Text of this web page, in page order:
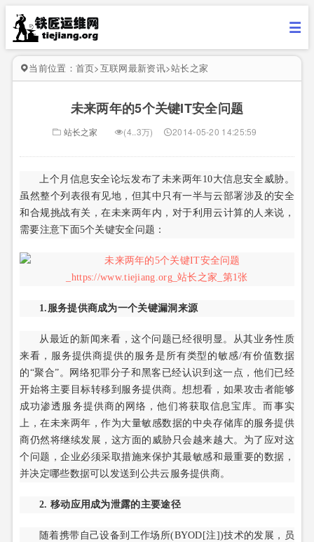
当前位置： 首页>互联网最新资讯>站长之家
未来两年的5个关键IT安全问题
站长之家 (4..3万) 2014-05-20 14:25:59
上个月信息安全论坛发布了未来两年10大信息安全威胁。
虽然整个列表很有见地，但其中只有一半与云部署涉及的安全
和合规挑战有关，在未来两年内，对于利用云计算的人来说，
需要注意下面5个关键安全问题：
1.服务提供商成为一个关键漏洞来源
从最近的新闻来看，这个问题已经很明显。从其业务性质
来看，服务提供商提供的服务是所有类型的敏感/有价值数据
的“聚合”。网络犯罪分子和黑客已经认识到这一点，他们已经
开始将主要目标转移到服务提供商。想想看，如果攻击者能够
成功渗透服务提供商的网络，他们将获取信息宝库。而事实
上，在未来两年，作为大量敏感数据的中央存储库的服务提供
商仍然将继续发展，这方面的威胁只会越来越大。为了应对这
个问题，企业必须采取措施来保护其最敏感和最重要的数据，
并决定哪些数据可以发送到公共云服务提供商。
2. 移动应用成为泄露的主要途径
随着携带自己设备到工作场所(BYOD[注])技术的发展，员